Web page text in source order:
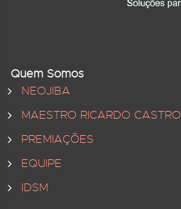
Quem Somos
NEOJIBA
MAESTRO RICARDO CASTRO
PREMIAÇÕES
EQUIPE
IDSM